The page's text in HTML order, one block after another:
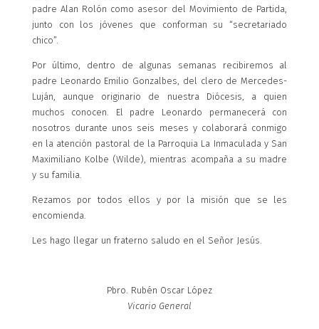
padre Alan Rolón como asesor del Movimiento de Partida,
junto con los jóvenes que conforman su “secretariado
chico”.
Por último, dentro de algunas semanas recibiremos al
padre Leonardo Emilio Gonzalbes, del clero de Mercedes-
Luján, aunque originario de nuestra Diócesis, a quien
muchos conocen. El padre Leonardo permanecerá con
nosotros durante unos seis meses y colaborará conmigo
en la atención pastoral de la Parroquia La Inmaculada y San
Maximiliano Kolbe (Wilde), mientras acompaña a su madre
y su familia.
Rezamos por todos ellos y por la misión que se les
encomienda.
Les hago llegar un fraterno saludo en el Señor Jesús.
Pbro. Rubén Oscar López
Vicario General